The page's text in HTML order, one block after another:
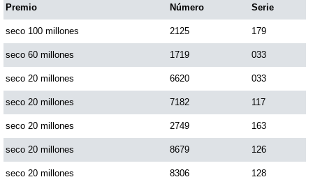
Premio Número Serie
seco 100 millones 2125 179
seco 60 millones 1719 033
seco 20 millones 6620 033
seco 20 millones 7182 117
seco 20 millones 2749 163
seco 20 millones 8679 126
seco 20 millones 8306 128